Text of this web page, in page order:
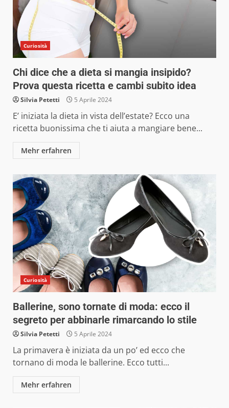
Curiosità
Chi dice che a dieta si mangia insipido?
Prova questa ricetta e cambi subito idea
Silvia Petetti 5 Aprile 2024
E’ iniziata la dieta in vista dell’estate? Ecco una
ricetta buonissima che ti aiuta a mangiare bene...
Mehr erfahren
Curiosità
Ballerine, sono tornate di moda: ecco il
segreto per abbinarle rimarcando lo stile
Silvia Petetti 5 Aprile 2024
La primavera è iniziata da un po’ ed ecco che
tornano di moda le ballerine. Ecco tutti...
Mehr erfahren